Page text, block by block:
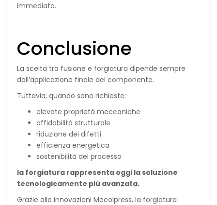
immediato.
Conclusione
La scelta tra fusione e forgiatura dipende sempre
dall’applicazione finale del componente.
Tuttavia, quando sono richieste:
elevate proprietà meccaniche
affidabilità strutturale
riduzione dei difetti
efficienza energetica
sostenibilità del processo
la forgiatura rappresenta oggi la soluzione
tecnologicamente più avanzata.
Grazie alle innovazioni Mecolpress, la forgiatura